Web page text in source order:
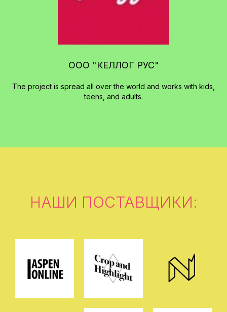
ООО "КЕЛЛОГ РУС"
The project is spread all over the world and works with kids,
teens, and adults.
НАШИ ПОСТАВЩИКИ: